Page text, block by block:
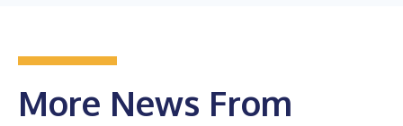
More News From